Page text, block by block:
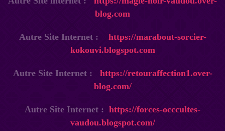
blog.com
Autre Site Internet :
https://marabout-sorcier-
kokouvi.blogspot.com
Autre Site Internet : https://retouraffection1.over-
blog.com/
Autre Site Internet : https://forces-occcultes-
vaudou.blogspot.com/